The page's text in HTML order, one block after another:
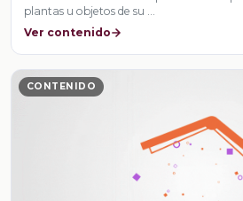
plantas u objetos de su …
Ver contenido
CONTENIDO